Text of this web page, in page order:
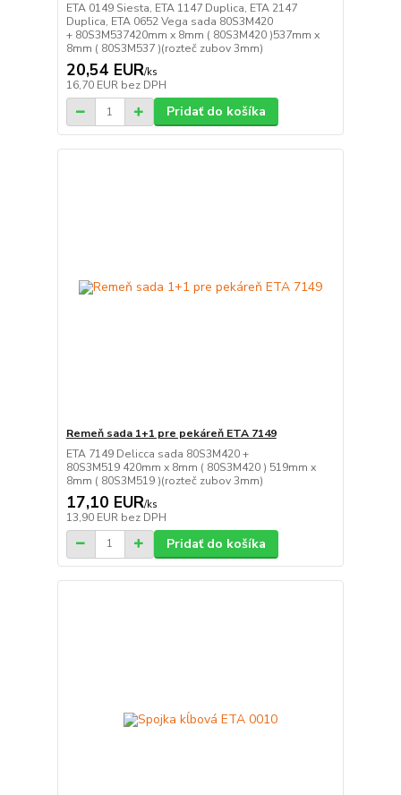
ETA 0149 Siesta, ETA 1147 Duplica, ETA 2147
Duplica, ETA 0652 Vega sada 80S3M420
+ 80S3M537420mm x 8mm ( 80S3M420 )537mm x
8mm ( 80S3M537 )(rozteč zubov 3mm)
20,54 EUR/ks
16,70 EUR bez DPH
Pridať do košíka
Remeň sada 1+1 pre pekáreň ETA 7149
ETA 7149 Delicca sada 80S3M420 +
80S3M519 420mm x 8mm ( 80S3M420 ) 519mm x
8mm ( 80S3M519 )(rozteč zubov 3mm)
17,10 EUR/ks
13,90 EUR bez DPH
Pridať do košíka